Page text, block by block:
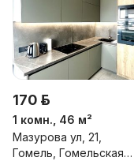
170 р.
1 комн., 46 м²
Мазурова ул, 21,
Гомель, Гомельская